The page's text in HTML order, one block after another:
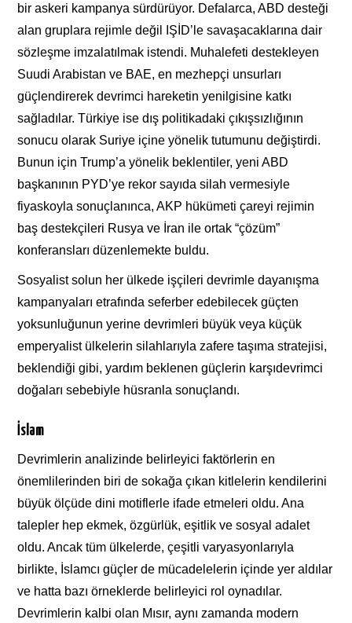
bir askeri kampanya sürdürüyor. Defalarca, ABD desteği
alan gruplara rejimle değil IŞİD’le savaşacaklarına dair
sözleşme imzalatılmak istendi. Muhalefeti destekleyen
Suudi Arabistan ve BAE, en mezhepçi unsurları
güçlendirerek devrimci hareketin yenilgisine katkı
sağladılar. Türkiye ise dış politikadaki çıkışsızlığının
sonucu olarak Suriye içine yönelik tutumunu değiştirdi.
Bunun için Trump’a yönelik beklentiler, yeni ABD
başkanının PYD’ye rekor sayıda silah vermesiyle
fiyaskoyla sonuçlanınca, AKP hükümeti çareyi rejimin
baş destekçileri Rusya ve İran ile ortak “çözüm”
konferansları düzenlemekte buldu.
Sosyalist solun her ülkede işçileri devrimle dayanışma
kampanyaları etrafında seferber edebilecek güçten
yoksunluğunun yerine devrimleri büyük veya küçük
emperyalist ülkelerin silahlarıyla zafere taşıma stratejisi,
beklendiği gibi, yardım beklenen güçlerin karşıdevrimci
doğaları sebebiyle hüsranla sonuçlandı.
İslam
Devrimlerin analizinde belirleyici faktörlerin en
önemlilerinden biri de sokağa çıkan kitlelerin kendilerini
büyük ölçüde dini motiflerle ifade etmeleri oldu. Ana
talepler hep ekmek, özgürlük, eşitlik ve sosyal adalet
oldu. Ancak tüm ülkelerde, çeşitli varyasyonlarıyla
birlikte, İslamcı güçler de mücadelelerin içinde yer aldılar
ve hatta bazı örneklerde belirleyici rol oynadılar.
Devrimlerin kalbi olan Mısır, aynı zamanda modern